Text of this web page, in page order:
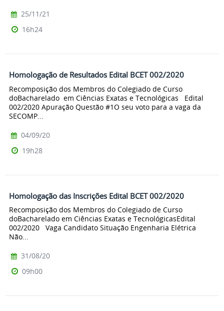
25/11/21
16h24
Homologação de Resultados Edital BCET 002/2020
Recomposição dos Membros do Colegiado de Curso
doBacharelado em Ciências Exatas e Tecnológicas Edital
002/2020 Apuração Questão #1O seu voto para a vaga da
SECOMP...
04/09/20
19h28
Homologação das Inscrições Edital BCET 002/2020
Recomposição dos Membros do Colegiado de Curso
doBacharelado em Ciências Exatas e TecnológicasEdital
002/2020 Vaga Candidato Situação Engenharia Elétrica
Não...
31/08/20
09h00